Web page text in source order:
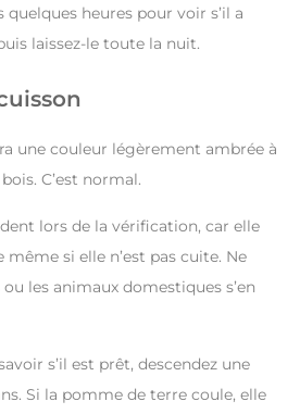
quelques heures pour voir s’il a
laissez-le toute la nuit.
une couleur légèrement ambrée à
C’est normal.
lors de la vérification, car elle
si elle n’est pas cuite. Ne
les animaux domestiques s’en
s’il est prêt, descendez une
Si la pomme de terre coule, elle